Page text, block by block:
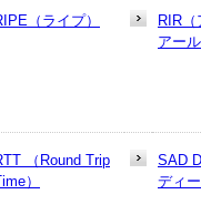
（ライプ）
RIR（
アール
（Round Trip
）
SAD
ディ